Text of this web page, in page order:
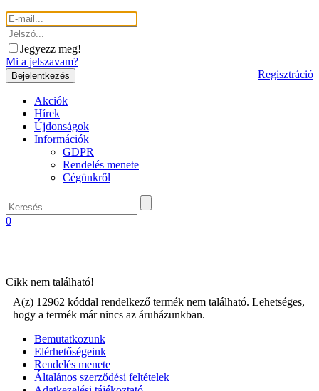
Jegyezz meg!
Mi a jelszavam?
Regisztráció
Akciók
Hírek
Újdonságok
Információk
GDPR
Rendelés menete
Cégünkről
0
Cikk nem található!
A(z) 12962 kóddal rendelkező termék nem található. Lehetséges,
hogy a termék már nincs az áruházunkban.
Bemutatkozunk
Elérhetőségeink
Rendelés menete
Általános szerződési feltételek